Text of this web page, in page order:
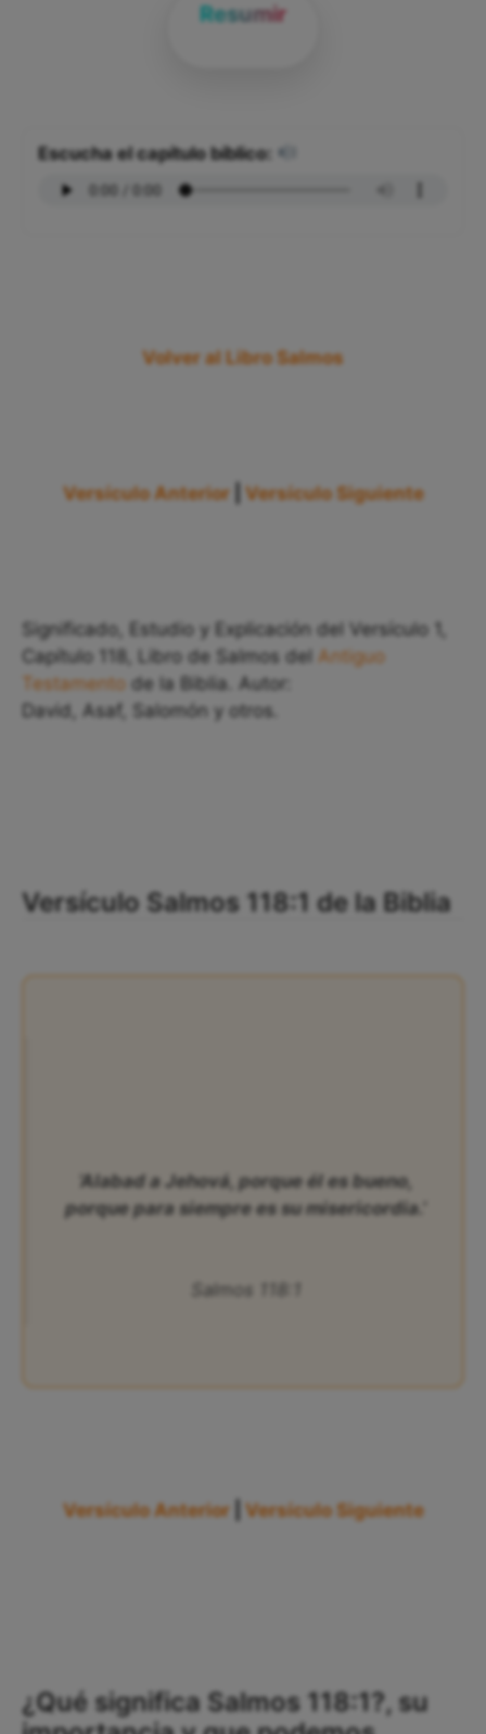
Resumir
Escucha el capítulo bíblico:
Volver al Libro Salmos
Versículo Anterior Versículo Siguiente
Significado, Estudio y Explicación del Versículo 1,
Capítulo 118, Libro de Salmos del Antiguo
Testamento de la Biblia. Autor:
David, Asaf, Salomón y otros.
Versículo Salmos 118:1 de la Biblia
‘Alabad a Jehová, porque él es bueno,
porque para siempre es su misericordia.’
Salmos 118:1
Versículo Anterior Versículo Siguiente
¿Qué significa Salmos 118:1?, su